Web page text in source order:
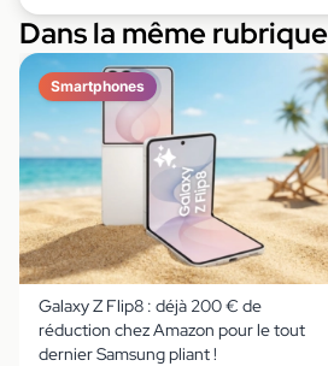
Dans la même rubrique
Smartphones
Galaxy Z Flip8 : déjà 200 € de
réduction chez Amazon pour le tout
dernier Samsung pliant !